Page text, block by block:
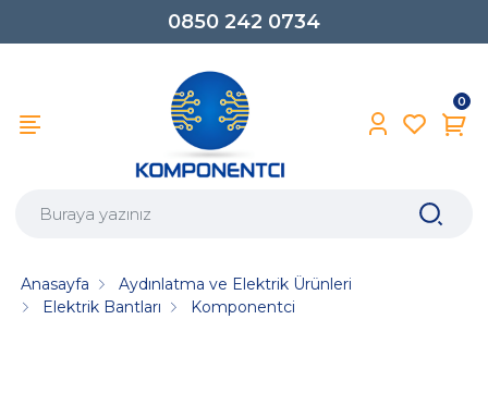
0850 242 0734
0
Anasayfa
Aydınlatma ve Elektrik Ürünleri
Elektrik Bantları
Komponentci